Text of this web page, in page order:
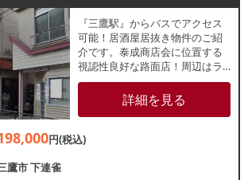
『三鷹駅』からバスでアクセス
可能！居酒屋居抜き物件のご紹
介です。泰成商店会に位置する
視認性良好な路面店！周辺はラ
ーメン店やイタリアン、焼鳥店
などの飲食店が集まっており、
地域住民を中心とした集客が期
気軽にお問合せください。
詳細を見る
円(税込)
鷹市下連雀